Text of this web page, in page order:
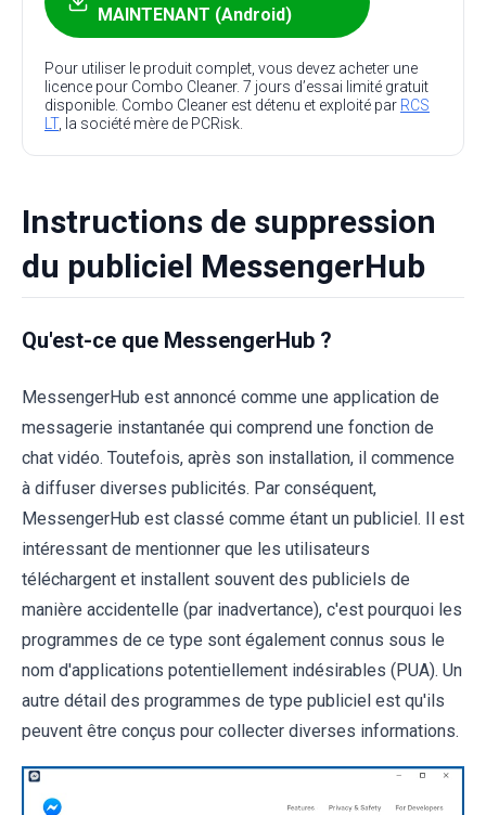
MAINTENANT (Android)
Pour utiliser le produit complet, vous devez acheter une
licence pour Combo Cleaner. 7 jours d’essai limité gratuit
disponible. Combo Cleaner est détenu et exploité par RCS
LT, la société mère de PCRisk.
Instructions de suppression
du publiciel MessengerHub
Qu'est-ce que MessengerHub ?
MessengerHub est annoncé comme une application de
messagerie instantanée qui comprend une fonction de
chat vidéo. Toutefois, après son installation, il commence
à diffuser diverses publicités. Par conséquent,
MessengerHub est classé comme étant un publiciel. Il est
intéressant de mentionner que les utilisateurs
téléchargent et installent souvent des publiciels de
manière accidentelle (par inadvertance), c'est pourquoi les
programmes de ce type sont également connus sous le
nom d'applications potentiellement indésirables (PUA). Un
autre détail des programmes de type publiciel est qu'ils
peuvent être conçus pour collecter diverses informations.